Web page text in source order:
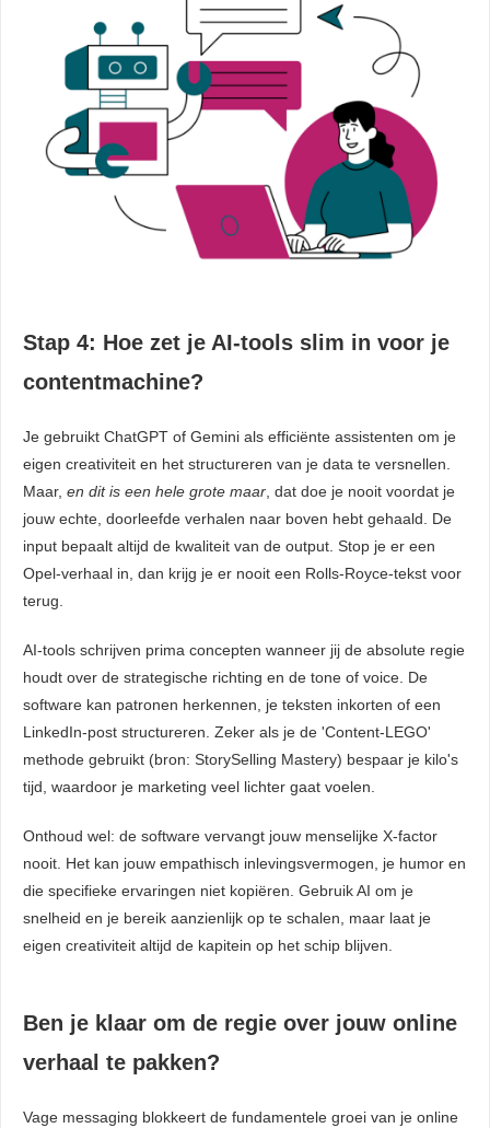
Stap 4: Hoe zet je AI-tools slim in voor je
contentmachine?
Je gebruikt ChatGPT of Gemini als efficiënte assistenten om je
eigen creativiteit en het structureren van je data te versnellen.
Maar, en dit is een hele grote maar , dat doe je nooit voordat je
jouw echte, doorleefde verhalen naar boven hebt gehaald. De
input bepaalt altijd de kwaliteit van de output. Stop je er een
Opel-verhaal in, dan krijg je er nooit een Rolls-Royce-tekst voor
terug.
AI-tools schrijven prima concepten wanneer jij de absolute regie
houdt over de strategische richting en de tone of voice. De
software kan patronen herkennen, je teksten inkorten of een
LinkedIn-post structureren. Zeker als je de 'Content-LEGO'
methode gebruikt (bron: StorySelling Mastery) bespaar je kilo's
tijd, waardoor je marketing veel lichter gaat voelen.
Onthoud wel: de software vervangt jouw menselijke X-factor
nooit. Het kan jouw empathisch inlevingsvermogen, je humor en
die specifieke ervaringen niet kopiëren. Gebruik AI om je
snelheid en je bereik aanzienlijk op te schalen, maar laat je
eigen creativiteit altijd de kapitein op het schip blijven.
Ben je klaar om de regie over jouw online
verhaal te pakken?
Vage messaging blokkeert de fundamentele groei van je online